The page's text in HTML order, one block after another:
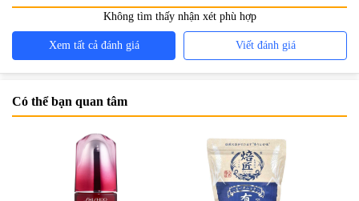
Không tìm thấy nhận xét phù hợp
Xem tất cả đánh giá Viết đánh giá
Có thể bạn quan tâm